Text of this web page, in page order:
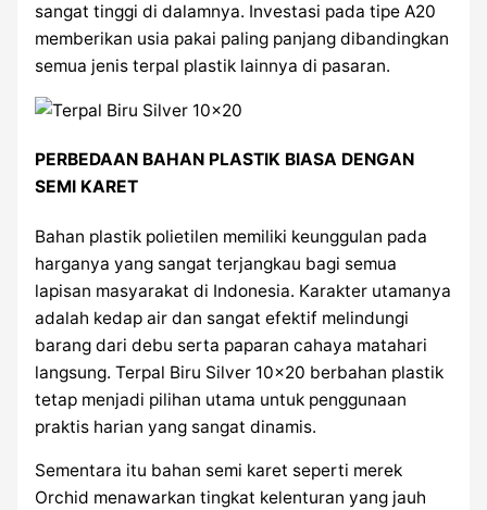
sangat tinggi di dalamnya. Investasi pada tipe A20
memberikan usia pakai paling panjang dibandingkan
semua jenis terpal plastik lainnya di pasaran.
PERBEDAAN BAHAN PLASTIK BIASA DENGAN
SEMI KARET
Bahan plastik polietilen memiliki keunggulan pada
harganya yang sangat terjangkau bagi semua
lapisan masyarakat di Indonesia. Karakter utamanya
adalah kedap air dan sangat efektif melindungi
barang dari debu serta paparan cahaya matahari
langsung. Terpal Biru Silver 10×20 berbahan plastik
tetap menjadi pilihan utama untuk penggunaan
praktis harian yang sangat dinamis.
Sementara itu bahan semi karet seperti merek
Orchid menawarkan tingkat kelenturan yang jauh